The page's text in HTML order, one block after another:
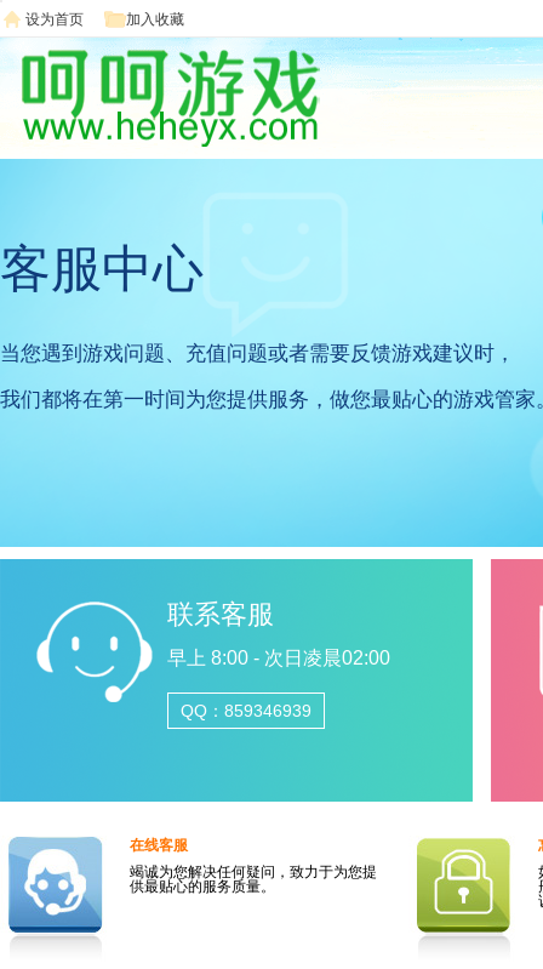
设为首页 加入收藏
客服中心
当您遇到游戏问题、充值问题或者需要反馈游戏建议时，
我们都将在第一时间为您提供服务，做您最贴心的游戏管家
联系客服
早上 8:00 - 次日凌晨02:00
QQ：859346939
在线客服
竭诚为您解决任何疑问，致力于为您提
供最贴心的服务质量。